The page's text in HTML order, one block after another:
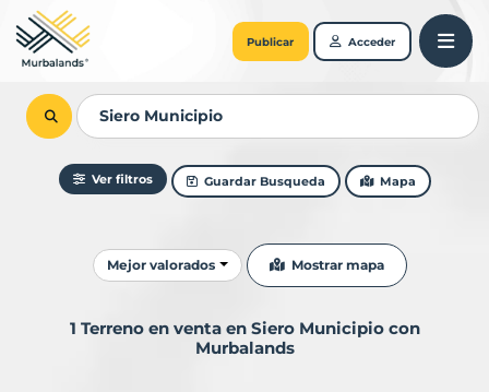
Publicar Acceder
Ver filtros Guardar Busqueda Mapa
Ordenar resultados
Mejor valorados Mostrar mapa
1 Terreno en venta en Siero Municipio con
Murbalands